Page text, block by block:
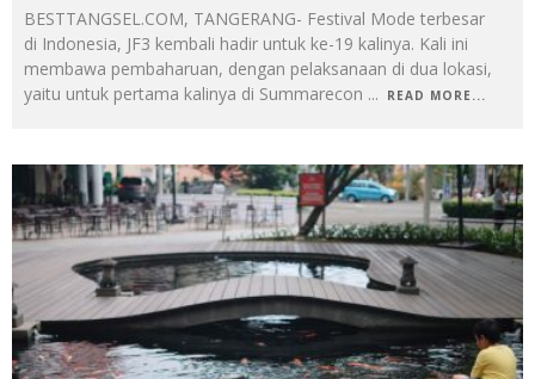
BESTTANGSEL.COM, TANGERANG- Festival Mode terbesar
di Indonesia, JF3 kembali hadir untuk ke-19 kalinya. Kali ini
membawa pembaharuan, dengan pelaksanaan di dua lokasi,
yaitu untuk pertama kalinya di Summarecon ... READ MORE...